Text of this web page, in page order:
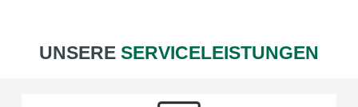
UNSERE SERVICELEISTUNGEN